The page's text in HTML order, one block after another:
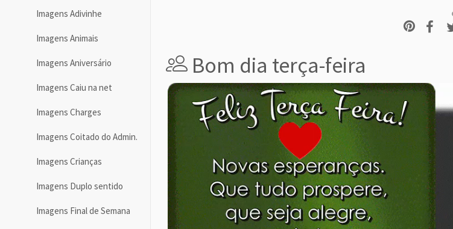
Imagens Adivinhe
Imagens Animais
Imagens Aniversário
Imagens Caiu na net
Imagens Charges
Imagens Coitado do Admin.
Imagens Crianças
Imagens Duplo sentido
Imagens Final de Semana
Bom dia terça-feira